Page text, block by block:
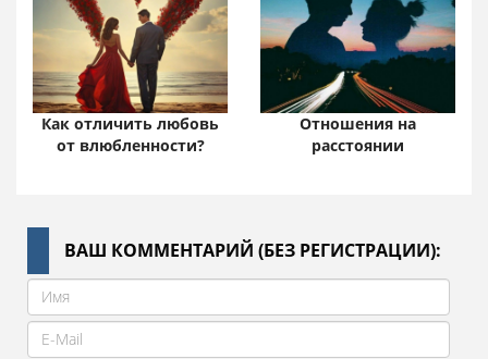
Как отличить любовь
от влюбленности?
Отношения на
расстоянии
ВАШ КОММЕНТАРИЙ (БЕЗ РЕГИСТРАЦИИ):